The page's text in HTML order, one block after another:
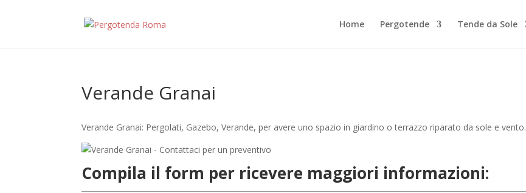
Home Pergotende Tende da Sole
Verande Granai
Verande Granai: Pergolati, Gazebo, Verande, per avere uno spazio in giardino o terrazzo riparato da sole e vento.
Compila il form per ricevere maggiori informazioni: